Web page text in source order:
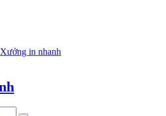
Xưởng in nhanh